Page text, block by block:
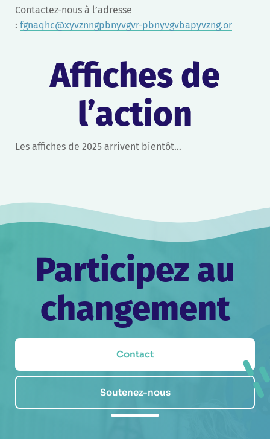
Contactez-nous à l’adresse
: fgnaqhc@xyvznngpbnyvgvr-pbnyvgvbapyvzng.or
Affiches de
l’action
Les affiches de 2025 arrivent bientôt…
Participez au
changement
Contact
Soutenez-nous